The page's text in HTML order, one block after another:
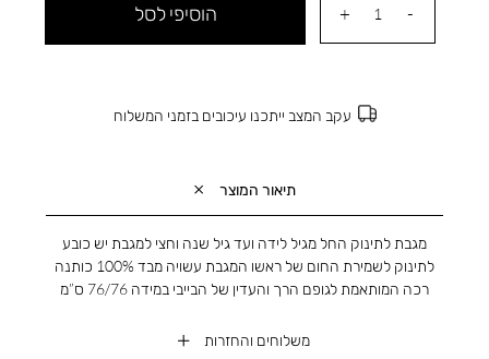
הוסיפי לסל
עקב המצב ייתכנו עיכובים בזמני המשלוח
תיאור המוצר
משלוחים והחזרות
מגבת לתינוק החל מגיל לידה ועד גיל שנה וחצי למגבת יש כובע
לתינוק לשמירת החום של ראשו המגבת עשויה מבד 100% כותנה
רכה המותאמת לגופם הרך והעדין של הבייבי במידה 76/76 ס”מ